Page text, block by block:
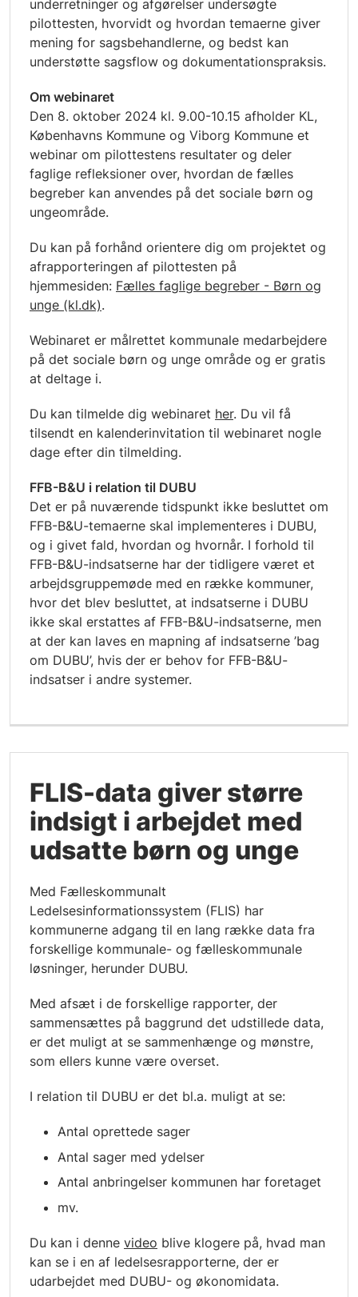
underretninger og afgørelser undersøgte
pilottesten, hvorvidt og hvordan temaerne giver
mening for sagsbehandlerne, og bedst kan
understøtte sagsflow og dokumentationspraksis.
Om webinaret
Den 8. oktober 2024 kl. 9.00-10.15 afholder KL,
Københavns Kommune og Viborg Kommune et
webinar om pilottestens resultater og deler
faglige refleksioner over, hvordan de fælles
begreber kan anvendes på det sociale børn og
ungeområde.
Du kan på forhånd orientere dig om projektet og
afrapporteringen af pilottesten på
hjemmesiden: Fælles faglige begreber - Børn og
unge (kl.dk).
Webinaret er målrettet kommunale medarbejdere
på det sociale børn og unge område og er gratis
at deltage i.
Du kan tilmelde dig webinaret her. Du vil få
tilsendt en kalenderinvitation til webinaret nogle
dage efter din tilmelding.
FFB-B&U i relation til DUBU
Det er på nuværende tidspunkt ikke besluttet om
FFB-B&U-temaerne skal implementeres i DUBU,
og i givet fald, hvordan og hvornår. I forhold til
FFB-B&U-indsatserne har der tidligere været et
arbejdsgruppemøde med en række kommuner,
hvor det blev besluttet, at indsatserne i DUBU
ikke skal erstattes af FFB-B&U-indsatserne, men
at der kan laves en mapning af indsatserne ’bag
om DUBU’, hvis der er behov for FFB-B&U-
indsatser i andre systemer.
FLIS-data giver større
indsigt i arbejdet med
udsatte børn og unge
Med Fælleskommunalt
Ledelsesinformationssystem (FLIS) har
kommunerne adgang til en lang række data fra
forskellige kommunale- og fælleskommunale
løsninger, herunder DUBU.
Med afsæt i de forskellige rapporter, der
sammensættes på baggrund det udstillede data,
er det muligt at se sammenhænge og mønstre,
som ellers kunne være overset.
I relation til DUBU er det bl.a. muligt at se:
Antal oprettede sager
Antal sager med ydelser
Antal anbringelser kommunen har foretaget
mv.
Du kan i denne video blive klogere på, hvad man
kan se i en af ledelsesrapporterne, der er
udarbejdet med DUBU- og økonomidata.